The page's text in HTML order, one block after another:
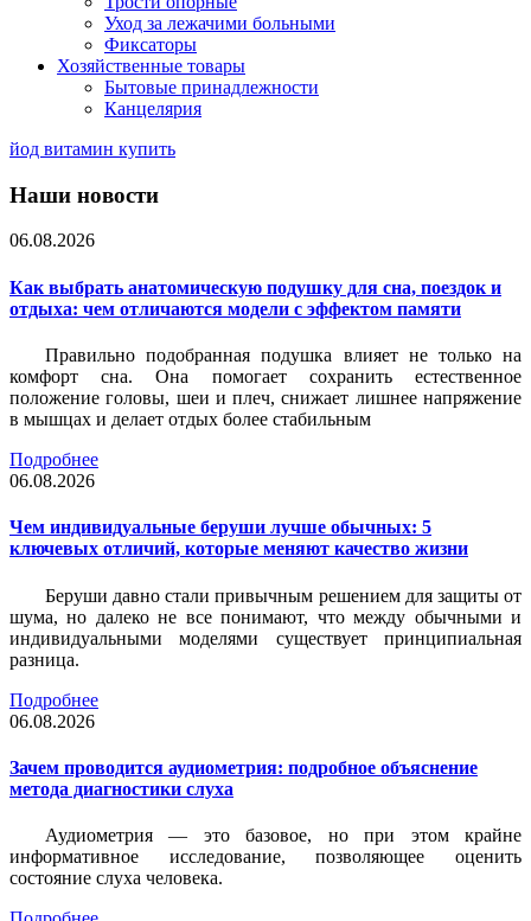
Уход за лежачими больными
Фиксаторы
Хозяйственные товары
Бытовые принадлежности
Канцелярия
йод витамин купить
Наши новости
06.08.2026
Как выбрать анатомическую подушку для сна, поездок и
отдыха: чем отличаются модели с эффектом памяти
Правильно подобранная подушка влияет не только на
комфорт сна. Она помогает сохранить естественное
положение головы, шеи и плеч, снижает лишнее напряжение
в мышцах и делает отдых более стабильным
Подробнее
06.08.2026
Чем индивидуальные беруши лучше обычных: 5
ключевых отличий, которые меняют качество жизни
Беруши давно стали привычным решением для защиты от
шума, но далеко не все понимают, что между обычными и
индивидуальными моделями существует принципиальная
разница.
Подробнее
06.08.2026
Зачем проводится аудиометрия: подробное объяснение
метода диагностики слуха
Аудиометрия — это базовое, но при этом крайне
информативное исследование, позволяющее оценить
состояние слуха человека.